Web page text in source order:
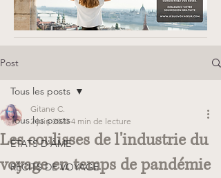
Post
Tous les posts
ÉTATS D'ÂME
RÉCITS DE VOYAGE
Tous les posts
Les coulisses de l'industrie du
voyage en temps de pandémie
Gitane C.
2 juin 2020 4 min de lecture